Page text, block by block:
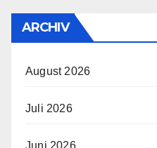
ARCHIV
August 2026
Juli 2026
Juni 2026